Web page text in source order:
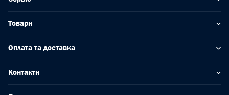
Товари
Оплата та доставка
Контакти